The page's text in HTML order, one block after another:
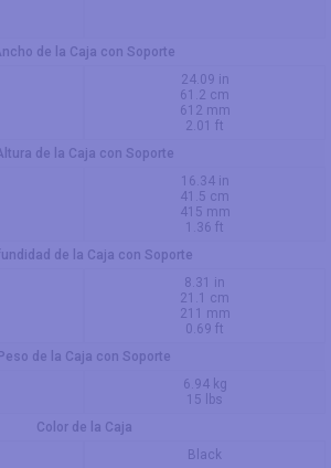
de la Caja con Soporte
24.09 in
61.2 cm
612 mm
2.01 ft
de la Caja con Soporte
16.34 in
41.5 cm
415 mm
1.36 ft
de la Caja con Soporte
8.31 in
21.1 cm
211 mm
0.69 ft
de la Caja con Soporte
6.94 kg
15 lbs
Color de la Caja
Black